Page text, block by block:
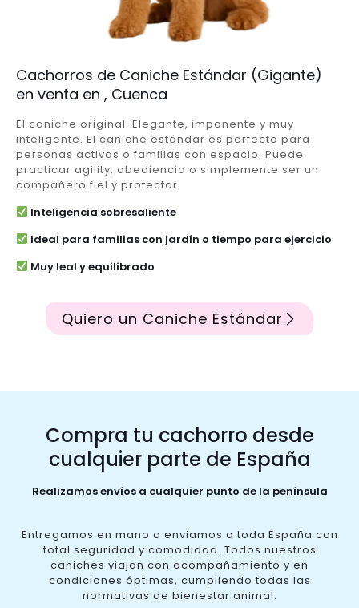
Cachorros de Caniche Estándar (Gigante)
en venta en , Cuenca
El caniche original. Elegante, imponente y muy
inteligente. El caniche estándar es perfecto para
personas activas o familias con espacio. Puede
practicar agility, obediencia o simplemente ser un
compañero fiel y protector.
Inteligencia sobresaliente
Ideal para familias con jardín o tiempo para ejercicio
Muy leal y equilibrado
Quiero un Caniche Estándar
Compra tu cachorro desde
cualquier parte de España
Realizamos envíos a cualquier punto de la península
Entregamos en mano o enviamos a toda España con
total seguridad y comodidad. Todos nuestros
caniches viajan con acompañamiento y en
condiciones óptimas, cumpliendo todas las
normativas de bienestar animal.